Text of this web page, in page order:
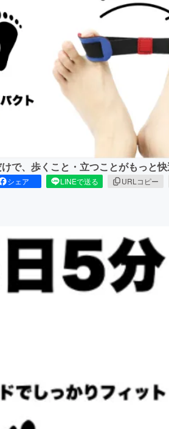
まちづくり・地域活性化
で、歩くこと・立つことがもっと快
シェア LINEで送る URLコピー